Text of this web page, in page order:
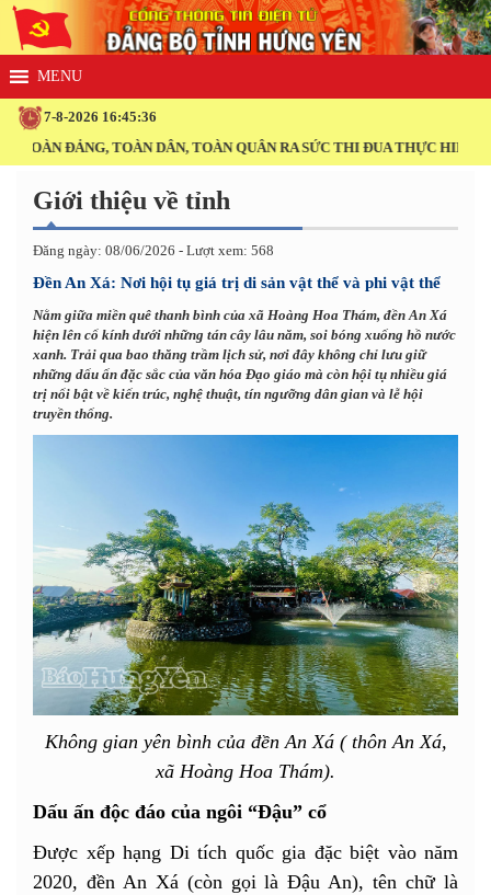
7-8-2026 16:45:37
ĐẢNG, TOÀN DÂN, TOÀN QUÂN RA SỨC THI ĐUA THỰC HIỆN
Giới thiệu về tỉnh
Đăng ngày: 08/06/2026 - Lượt xem: 568
Đền An Xá: Nơi hội tụ giá trị di sản vật thể và phi vật thể
Nằm giữa miền quê thanh bình của xã Hoàng Hoa Thám, đền An Xá
hiện lên cổ kính dưới những tán cây lâu năm, soi bóng xuống hồ nước
xanh. Trải qua bao thăng trầm lịch sử, nơi đây không chỉ lưu giữ
những dấu ấn đặc sắc của văn hóa Đạo giáo mà còn hội tụ nhiều giá
trị nổi bật về kiến trúc, nghệ thuật, tín ngưỡng dân gian và lễ hội
truyền thống.
Không gian yên bình của đền An Xá ( thôn An Xá,
xã Hoàng Hoa Thám).
Dấu ấn độc đáo của ngôi “Đậu” cổ
Được xếp hạng Di tích quốc gia đặc biệt vào năm
2020, đền An Xá (còn gọi là Đậu An), tên chữ là